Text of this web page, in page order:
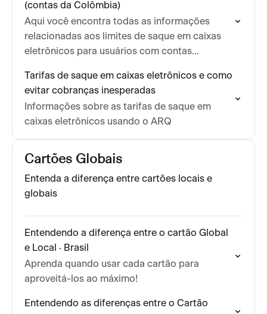
(contas da Colômbia)
Aqui você encontra todas as informações
relacionadas aos limites de saque em caixas
eletrônicos para usuários com contas
Tarifas de saque em caixas eletrônicos e como
evitar cobranças inesperadas
Informações sobre as tarifas de saque em
caixas eletrônicos usando o ARQ
Cartões Globais
Entenda a diferença entre cartões locais e
globais
Entendendo a diferença entre o cartão Global
e Local · Brasil
Aprenda quando usar cada cartão para
aproveitá-los ao máximo!
Entendendo as diferenças entre o Cartão